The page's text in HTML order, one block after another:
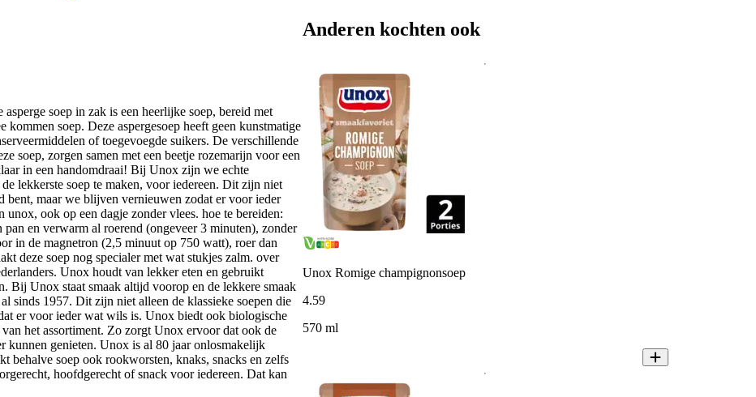
soep in zak is een heerlijke soep, bereid met
soep. Deze aspergesoep heeft geen kunstmatige
of toegevoegde suikers. De verschillende
soep, zorgen samen met een beetje rozemarijn voor een
in een handomdraai! Bij Unox zijn we echte
lekkerste soep te maken, voor iedereen. Dit zijn niet
bent, maar we blijven vernieuwen zodat er voor ieder
ook op een dagje zonder vlees. hoe te bereiden:
en verwarm al roerend (ongeveer 3 minuten), zonder
in de magnetron (2,5 minuut op 750 watt), roer dan
deze soep nog specialer met wat stukjes zalm. over
Unox houdt van lekker eten en gebruikt
Bij Unox staat smaak altijd voorop en de lekkere smaak
sinds 1957. Dit zijn niet alleen de klassieke soepen die
er voor ieder wat wils is. Unox biedt ook biologische
het assortiment. Zo zorgt Unox ervoor dat ook de
kunnen genieten. Unox is al 80 jaar onlosmakelijk
behalve soep ook rookworsten, knaks, snacks en zelfs
hoofdgerecht of snack voor iedereen. Dat kan
Anderen kochten ook
Unox Romige champignonsoep
4.59
570 ml